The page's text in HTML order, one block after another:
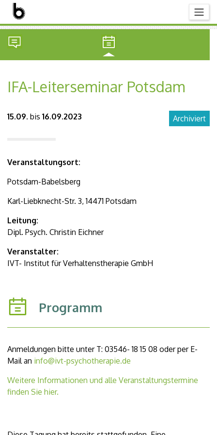
IFA-Leiterseminar Potsdam
Archiviert
15.09. bis 16.09.2023
Veranstaltungsort:
Potsdam-Babelsberg
Karl-Liebknecht-Str. 3, 14471 Potsdam
Leitung:
Dipl. Psych. Christin Eichner
Veranstalter:
IVT- Institut für Verhaltenstherapie GmbH
Programm
Anmeldungen bitte unter T: 03546- 18 15 08 oder per E-
Mail an info@ivt-psychotherapie.de
Weitere Informationen und alle Veranstaltungstermine
finden Sie hier.